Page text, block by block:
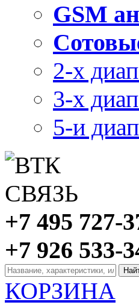
GSM
2-х
3-х
5-и
+7 495 727-
+7 926 533-
КОРЗИНА